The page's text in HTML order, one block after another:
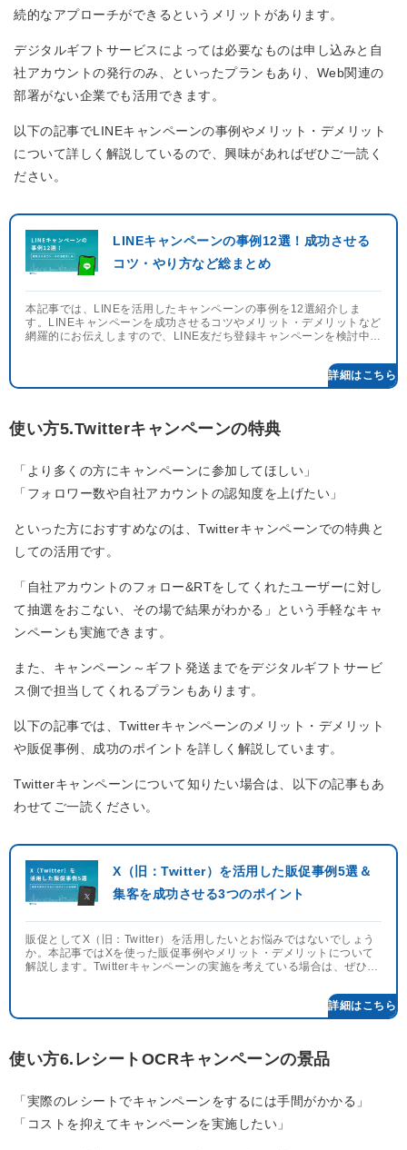
続的なアプローチができるというメリットがあります。
デジタルギフトサービスによっては必要なものは申し込みと自
社アカウントの発行のみ、といったプランもあり、Web関連の
部署がない企業でも活用できます。
以下の記事でLINEキャンペーンの事例やメリット・デメリット
について詳しく解説しているので、興味があればぜひご一読く
ださい。
LINEキャンペーンの事例12選！成功させる
コツ・やり方など総まとめ
本記事では、LINEを活用したキャンペーンの事例を12選紹介しま
す。LINEキャンペーンを成功させるコツやメリット・デメリットなど
網羅的にお伝えしますので、LINE友だち登録キャンペーンを検討中の
詳細はこちら
使い方5.Twitterキャンペーンの特典
「より多くの方にキャンペーンに参加してほしい」
「フォロワー数や自社アカウントの認知度を上げたい」
といった方におすすめなのは、Twitterキャンペーンでの特典と
しての活用です。
「自社アカウントのフォロー&RTをしてくれたユーザーに対し
て抽選をおこない、その場で結果がわかる」という手軽なキャ
ンペーンも実施できます。
また、キャンペーン～ギフト発送までをデジタルギフトサービ
ス側で担当してくれるプランもあります。
以下の記事では、Twitterキャンペーンのメリット・デメリット
や販促事例、成功のポイントを詳しく解説しています。
Twitterキャンペーンについて知りたい場合は、以下の記事もあ
わせてご一読ください。
X（旧：Twitter）を活用した販促事例5選＆
集客を成功させる3つのポイント
販促としてX（旧：Twitter）を活用したいとお悩みではないでしょう
か。本記事ではXを使った販促事例やメリット・デメリットについて
解説します。Twitterキャンペーンの実施を考えている場合は、ぜひご
詳細はこちら
使い方6.レシートOCRキャンペーンの景品
「実際のレシートでキャンペーンをするには手間がかかる」
「コストを抑えてキャンペーンを実施したい」